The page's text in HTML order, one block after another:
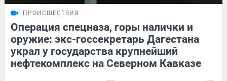
ПРОИСШЕСТВИЯ
Операция спецназа, горы налички и
оружие: экс-госсекретарь Дагестана
украл у государства крупнейший
нефтекомплекс на Северном Кавказе